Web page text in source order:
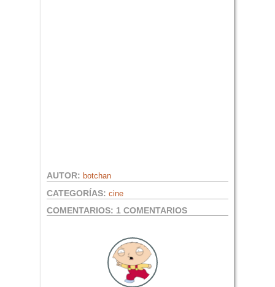
AUTOR: botchan
CATEGORÍAS: cine
COMENTARIOS: 1 COMENTARIOS